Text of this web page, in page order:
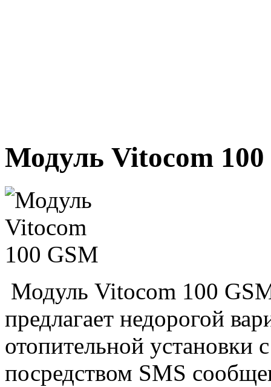
Модуль Vitocom
Модуль Vitocom 100
предлагает недорогой
отопительной установки
посредством SMS